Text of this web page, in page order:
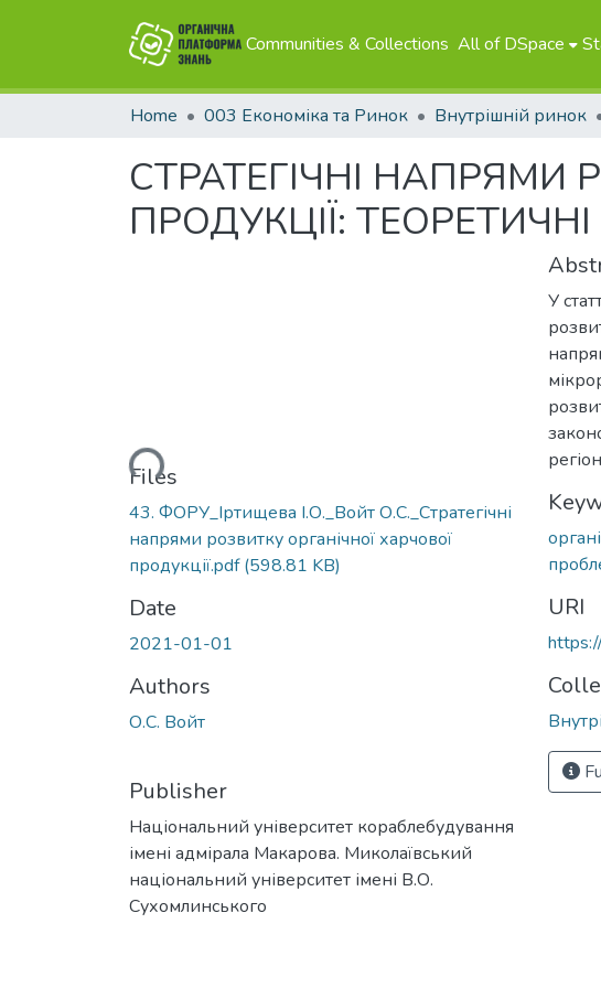
Communities & Collections All of DSpace
Home 003 Економіка та Ринок Внутрішній ринок
СТРАТЕГІЧНІ НАПРЯМИ
ПРОДУКЦІЇ:
Loading...
Files
43. ФОРУ_Іртищева І.О._Войт О.С._Стратегічні
напрями розвитку органічної харчової
продукції.pdf(598.81 KB)
Date
2021-01-01
Authors
О.С. Войт
Publisher
Національний університет кораблебудування
імені адмірала Макарова. Миколаївський
національний університет імені В.О.
Сухомлинського
У
URI